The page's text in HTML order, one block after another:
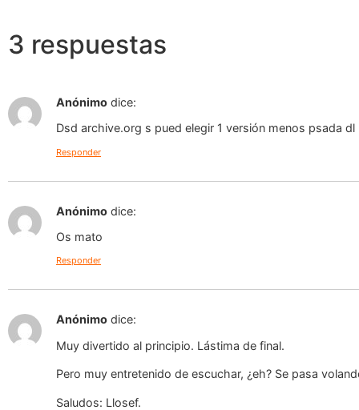
3 respuestas
Anónimo dice:
Dsd archive.org s pued elegir 1 versión menos psada
Responder
Anónimo dice:
Os mato
Responder
Anónimo dice:
Muy divertido al principio. Lástima de final.
Pero muy entretenido de escuchar, ¿eh? Se pasa
Saludos: Llosef.